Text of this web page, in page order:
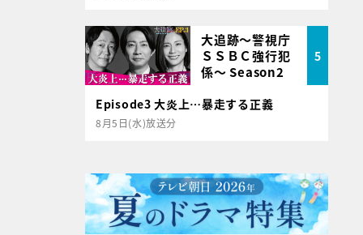
大追跡～警視庁
ＳＳＢＣ強行犯
係～ Season2
5
Episode3 大炎上…暴走する正義
8月5日(水)放送分